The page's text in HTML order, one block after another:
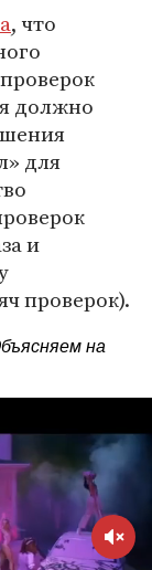
, что
должно
для
и
проверок).
на